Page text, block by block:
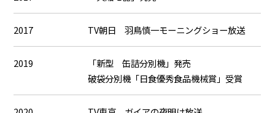
2017 TV朝日 羽鳥慎一モーニングショー放送
2019
「新型 缶詰分別機」発売
破袋分別機「日食優秀食品機械賞」受賞